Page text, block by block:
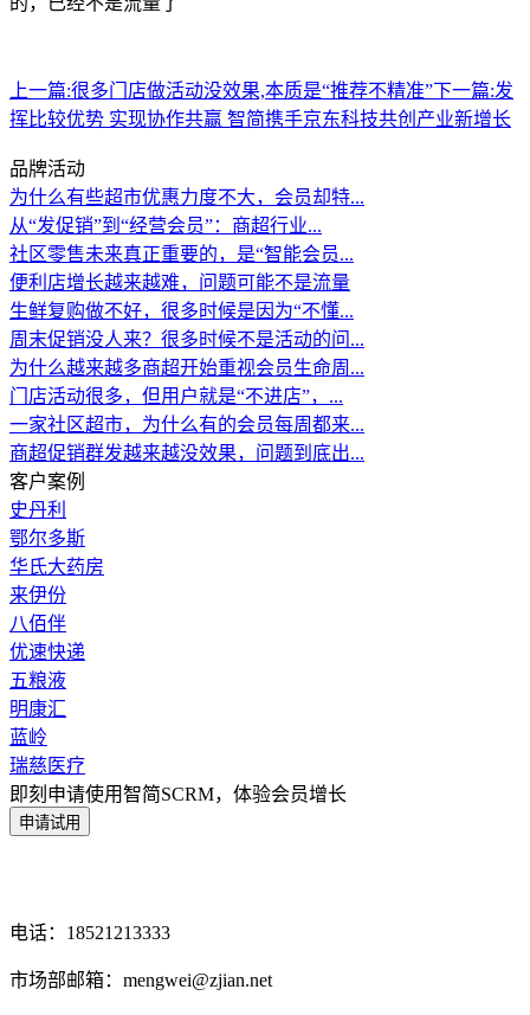
上一篇:很多门店做活动没效果,本质是“推荐不精准”下一篇:发
挥比较优势 实现协作共赢 智简携手京东科技共创产业新增长
品牌活动
为什么有些超市优惠力度不大，会员却特...
从“发促销”到“经营会员”：商超行业...
社区零售未来真正重要的，是“智能会员...
便利店增长越来越难，问题可能不是流量
生鲜复购做不好，很多时候是因为“不懂...
周末促销没人来？很多时候不是活动的问...
为什么越来越多商超开始重视会员生命周...
门店活动很多，但用户就是“不进店”，...
一家社区超市，为什么有的会员每周都来...
商超促销群发越来越没效果，问题到底出...
客户案例
史丹利
鄂尔多斯
华氏大药房
来伊份
八佰伴
优速快递
五粮液
明康汇
蓝岭
瑞慈医疗
即刻申请使用智简SCRM，体验会员增长
电话：18521213333
市场部邮箱：mengwei@zjian.net